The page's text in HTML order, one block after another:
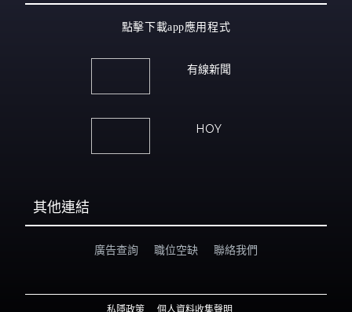
點擊下載app應用程式
有線新聞
HOY
其他連結
廣告查詢 職位空缺 聯絡我們